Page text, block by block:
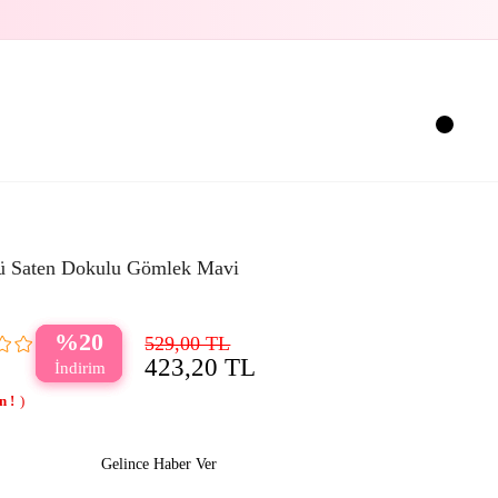
Saten Dokulu Gömlek Mavi
20 529,00 TL
423,20 TL
Gelince Haber Ver